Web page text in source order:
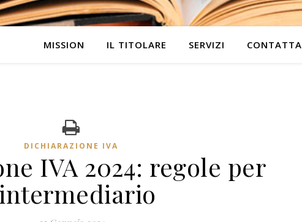
MISSION IL TITOLARE SERVIZI
DICHIARAZIONE IVA
IVA 2024: regole per